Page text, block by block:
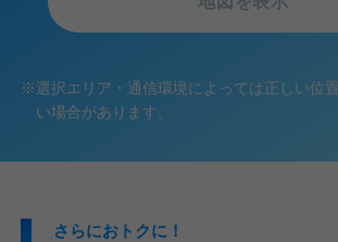
※選択エリア・通信環境によっては正しい位
い場合があります。
さらにおトクに！